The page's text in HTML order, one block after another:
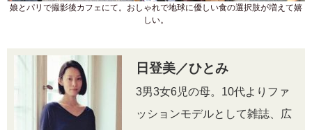
娘とパリで撮影後カフェにて。おしゃれで地球に優しい食の選択肢が増えて嬉
しい。
日登美／ひとみ
3男3女6児の母。10代よりファ
ッションモデルとして雑誌、広